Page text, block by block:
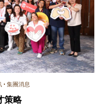
• 集團消息
策略